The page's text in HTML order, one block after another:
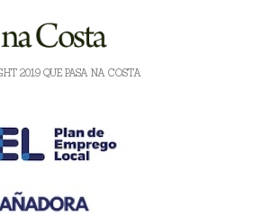
2019 QUE PASA NA COSTA